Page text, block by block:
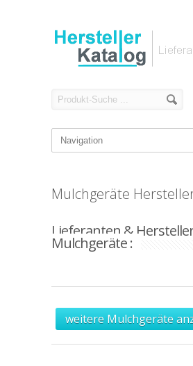
Mulchgeräte
Lieferanten &
Mulchgeräte :
weitere Mulchgeräte